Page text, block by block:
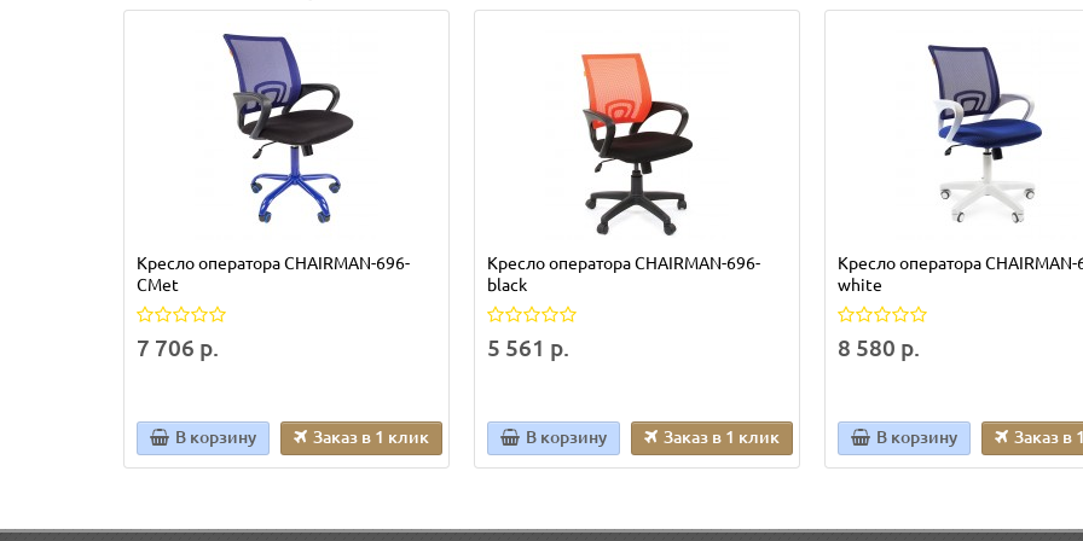
Кресло оператора CHAIRMAN-696-
CMet
7 706 р.
В корзину Заказ в 1 клик
Кресло оператора CHAIRMAN-696-
black
5 561 р.
В корзину Заказ в 1 клик
Кресло оператора CHAIRMAN-
white
8 580 р.
В корзину Заказ в